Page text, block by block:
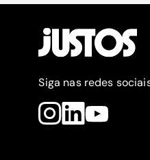
Siga nas redes